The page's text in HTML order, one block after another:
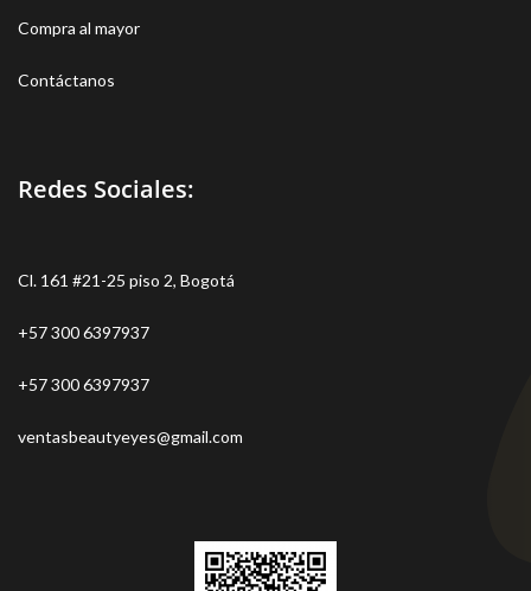
Compra al mayor
Contáctanos
Redes Sociales:
Cl. 161 #21-25 piso 2, Bogotá
+57 300 6397937
+57 300 6397937
ventasbeautyeyes@gmail.com